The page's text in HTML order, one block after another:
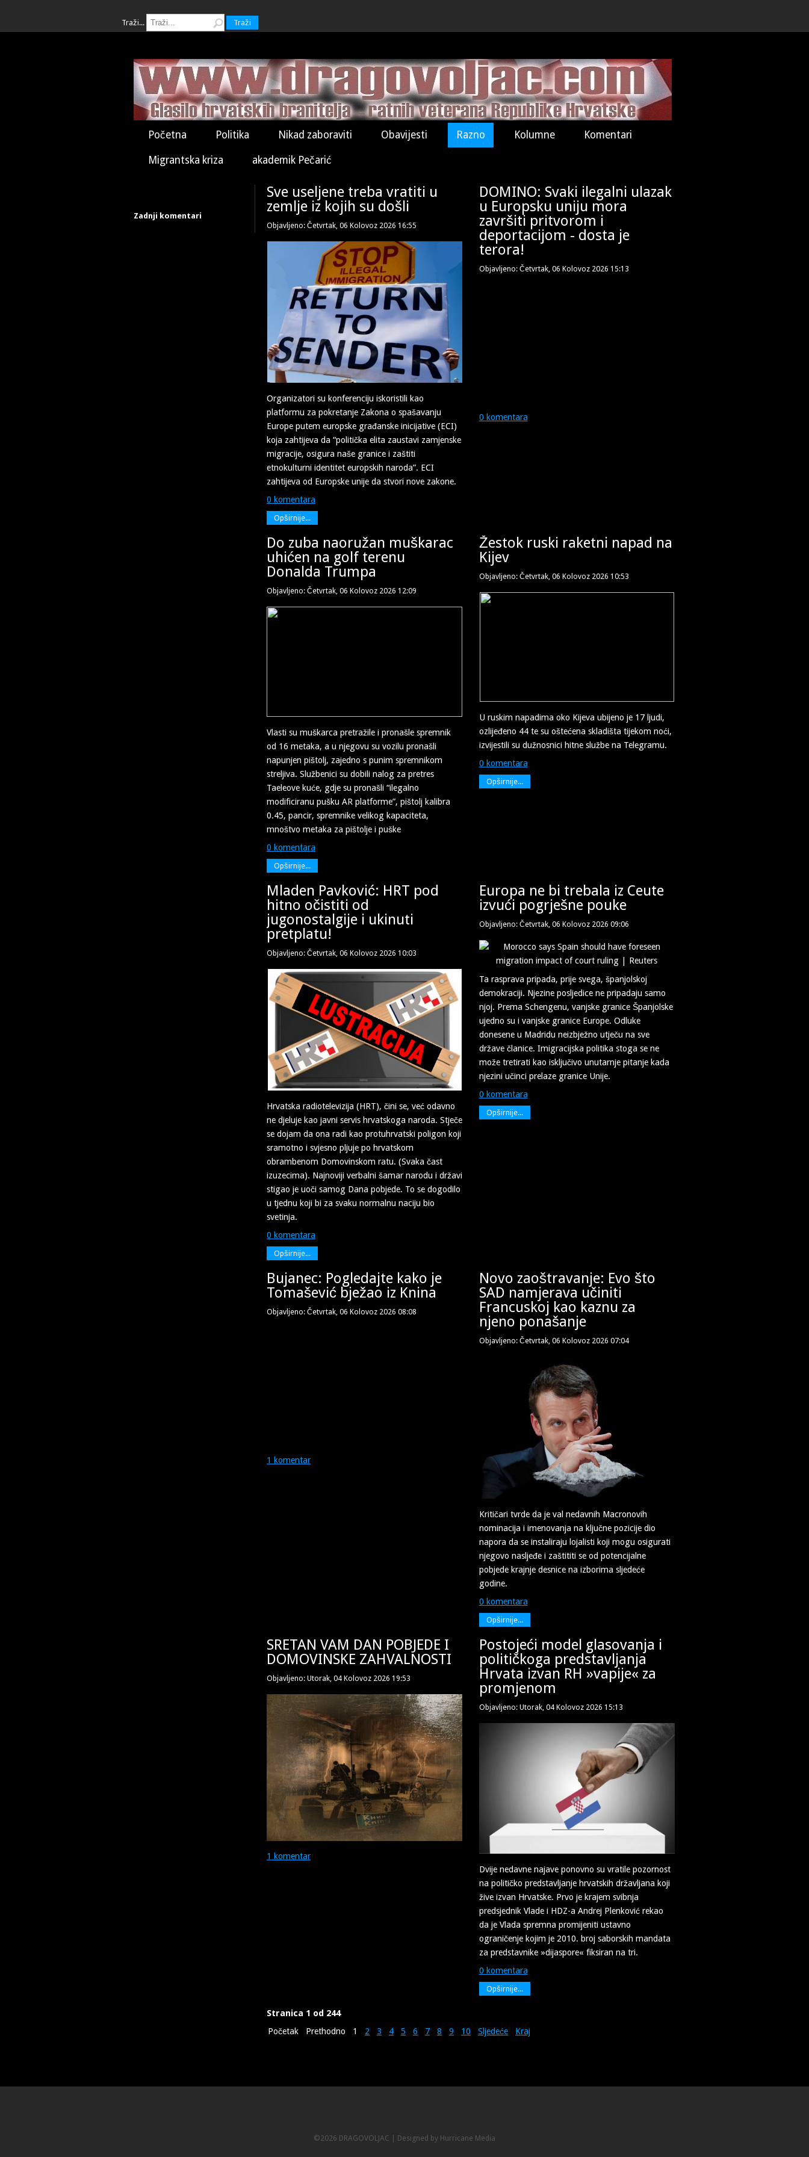
Traži... Traži
Početna Politika Nikad zaboraviti Obavijesti Razno Kolumne Komentari
Migrantska kriza akademik Pečarić
Zadnji komentari
Sve useljene treba vratiti u
zemlje iz kojih su došli
Objavljeno: Četvrtak, 06 Kolovoz 2026 16:55
Organizatori su konferenciju iskoristili kao
platformu za pokretanje Zakona o spašavanju
Europe putem europske građanske inicijative (ECI)
koja zahtijeva da “politička elita zaustavi zamjenske
migracije, osigura naše granice i zaštiti
etnokulturni identitet europskih naroda”. ECI
zahtijeva od Europske unije da stvori nove zakone.
0 komentara
Opširnije...
DOMINO: Svaki ilegalni ulazak
u Europsku uniju mora
završiti pritvorom i
deportacijom - dosta je
terora!
Objavljeno: Četvrtak, 06 Kolovoz 2026 15:13
0 komentara
Do zuba naoružan muškarac
uhićen na golf terenu
Donalda Trumpa
Objavljeno: Četvrtak, 06 Kolovoz 2026 12:09
Vlasti su muškarca pretražile i pronašle spremnik
od 16 metaka, a u njegovu su vozilu pronašli
napunjen pištolj, zajedno s punim spremnikom
streljiva. Službenici su dobili nalog za pretres
Taeleove kuće, gdje su pronašli “ilegalno
modificiranu pušku AR platforme”, pištolj kalibra
0.45, pancir, spremnike velikog kapaciteta,
mnoštvo metaka za pištolje i puške
0 komentara
Opširnije...
Žestok ruski raketni napad na
Kijev
Objavljeno: Četvrtak, 06 Kolovoz 2026 10:53
U ruskim napadima oko Kijeva ubijeno je 17 ljudi,
ozlijeđeno 44 te su oštećena skladišta tijekom noći,
izvijestili su dužnosnici hitne službe na Telegramu.
0 komentara
Opširnije...
Mladen Pavković: HRT pod
hitno očistiti od
jugonostalgije i ukinuti
pretplatu!
Objavljeno: Četvrtak, 06 Kolovoz 2026 10:03
Hrvatska radiotelevizija (HRT), čini se, već odavno
ne djeluje kao javni servis hrvatskoga naroda. Stječe
se dojam da ona radi kao protuhrvatski poligon koji
sramotno i svjesno pljuje po hrvatskom
obrambenom Domovinskom ratu. (Svaka čast
izuzecima). Najnoviji verbalni šamar narodu i državi
stigao je uoči samog Dana pobjede. To se dogodilo
u tjednu koji bi za svaku normalnu naciju bio
svetinja.
0 komentara
Opširnije...
Europa ne bi trebala iz Ceute
izvući pogrješne pouke
Objavljeno: Četvrtak, 06 Kolovoz 2026 09:06
Ta rasprava pripada, prije svega, španjolskoj
demokraciji. Njezine posljedice ne pripadaju samo
njoj. Prema Schengenu, vanjske granice Španjolske
ujedno su i vanjske granice Europe. Odluke
donesene u Madridu neizbježno utječu na sve
države članice. Imigracijska politika stoga se ne
može tretirati kao isključivo unutarnje pitanje kada
njezini učinci prelaze granice Unije.
0 komentara
Opširnije...
Bujanec: Pogledajte kako je
Tomašević bježao iz Knina
Objavljeno: Četvrtak, 06 Kolovoz 2026 08:08
1 komentar
Novo zaoštravanje: Evo što
SAD namjerava učiniti
Francuskoj kao kaznu za
njeno ponašanje
Objavljeno: Četvrtak, 06 Kolovoz 2026 07:04
Kritičari tvrde da je val nedavnih Macronovih
nominacija i imenovanja na ključne pozicije dio
napora da se instaliraju lojalisti koji mogu osigurati
njegovo nasljeđe i zaštititi se od potencijalne
pobjede krajnje desnice na izborima sljedeće
godine.
0 komentara
Opširnije...
SRETAN VAM DAN POBJEDE I
DOMOVINSKE ZAHVALNOSTI
Objavljeno: Utorak, 04 Kolovoz 2026 19:53
1 komentar
Postojeći model glasovanja i
političkoga predstavljanja
Hrvata izvan RH »vapije« za
promjenom
Objavljeno: Utorak, 04 Kolovoz 2026 15:13
Dvije nedavne najave ponovno su vratile pozornost
na političko predstavljanje hrvatskih državljana koji
žive izvan Hrvatske. Prvo je krajem svibnja
predsjednik Vlade i HDZ-a Andrej Plenković rekao
da je Vlada spremna promijeniti ustavno
ograničenje kojim je 2010. broj saborskih mandata
za predstavnike »dijaspore« fiksiran na tri.
0 komentara
Opširnije...
Stranica 1 od 244
Početak
Prethodno 1 2 3 4 5 6 7 8 9 10 Sljedeće Kraj
©2026 DRAGOVOLJAC | Designed by Hurricane Media